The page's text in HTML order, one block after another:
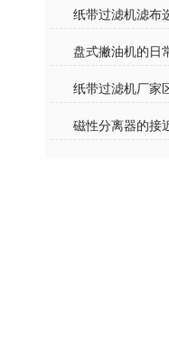
纸带过滤机滤布
盘式撇油机的日
纸带过滤机厂家
磁性分离器的接